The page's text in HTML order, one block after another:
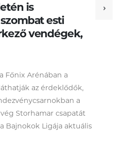
is
esti
vendégek,
Főnix Arénában a
az érdeklődők,
a
Storhamar csapatát
Bajnokok Ligája aktuális